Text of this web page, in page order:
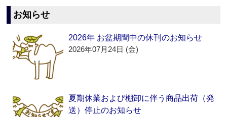
お知らせ
2026年 お盆期間中の休刊のお知らせ
2026年07月24日 (金)
夏期休業および棚卸に伴う商品出荷（発
送）停止のお知らせ